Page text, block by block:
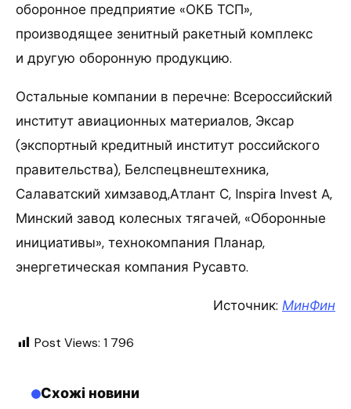
оборонное предприятие «ОКБ ТСП»,
производящее зенитный ракетный комплекс
и другую оборонную продукцию.
Остальные компании в перечне: Всероссийский
институт авиационных материалов, Эксар
(экспортный кредитный институт российского
правительства), Белспецвнештехника,
Салаватский химзавод,Атлант С, Inspira Invest A,
Минский завод колесных тягачей, «Оборонные
инициативы», технокомпания Планар,
энергетическая компания Русавто.
Источник: МинФин
Post Views: 1 796
Схожі новини